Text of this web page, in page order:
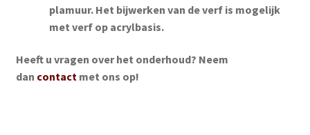
plamuur. Het bijwerken van de verf is mogelijk
met verf op acrylbasis.
Heeft u vragen over het onderhoud? Neem
dan contactmet ons op!